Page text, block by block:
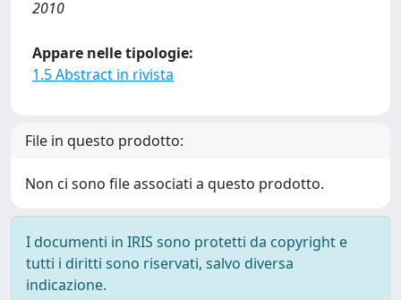
2010
Appare nelle tipologie:
1.5 Abstract in rivista
File in questo prodotto:
Non ci sono file associati a questo prodotto.
I documenti in IRIS sono protetti da copyright e
tutti i diritti sono riservati, salvo diversa
indicazione.